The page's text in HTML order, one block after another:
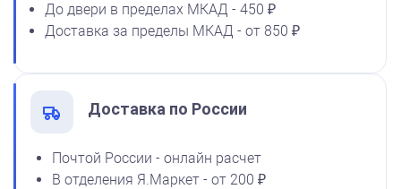
Печать Для системного администратора
Спиртовая краска NORIS
флюоресцентная 25 мл
1100
До двери в пределах МКАД - 450 ₽
Доставка за пределы МКАД - от 850 ₽
Доставка по России
Почтой России - онлайн расчет
В отделения Я.Маркет - от 200 ₽